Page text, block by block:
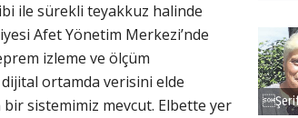
ile sürekli teyakkuz halinde
Afet Yönetim Merkezi’nde
izleme ve ölçüm
ortamda verisini elde
sistemimiz mevcut. Elbette yer